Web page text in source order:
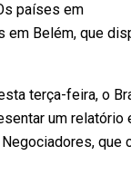
países em
em Belém, que
terça-feira, o
um relatório
que